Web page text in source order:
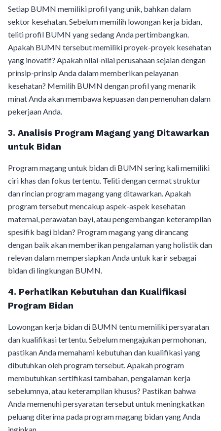
Setiap BUMN memiliki profil yang unik, bahkan dalam
sektor kesehatan. Sebelum memilih lowongan kerja bidan,
teliti profil BUMN yang sedang Anda pertimbangkan.
Apakah BUMN tersebut memiliki proyek-proyek kesehatan
yang inovatif? Apakah nilai-nilai perusahaan sejalan dengan
prinsip-prinsip Anda dalam memberikan pelayanan
kesehatan? Memilih BUMN dengan profil yang menarik
minat Anda akan membawa kepuasan dan pemenuhan dalam
pekerjaan Anda.
3. Analisis Program Magang yang Ditawarkan
untuk Bidan
Program magang untuk bidan di BUMN sering kali memiliki
ciri khas dan fokus tertentu. Teliti dengan cermat struktur
dan rincian program magang yang ditawarkan. Apakah
program tersebut mencakup aspek-aspek kesehatan
maternal, perawatan bayi, atau pengembangan keterampilan
spesifik bagi bidan? Program magang yang dirancang
dengan baik akan memberikan pengalaman yang holistik dan
relevan dalam mempersiapkan Anda untuk karir sebagai
bidan di lingkungan BUMN.
4. Perhatikan Kebutuhan dan Kualifikasi
Program Bidan
Lowongan kerja bidan di BUMN tentu memiliki persyaratan
dan kualifikasi tertentu. Sebelum mengajukan permohonan,
pastikan Anda memahami kebutuhan dan kualifikasi yang
dibutuhkan oleh program tersebut. Apakah program
membutuhkan sertifikasi tambahan, pengalaman kerja
sebelumnya, atau keterampilan khusus? Pastikan bahwa
Anda memenuhi persyaratan tersebut untuk meningkatkan
peluang diterima pada program magang bidan yang Anda